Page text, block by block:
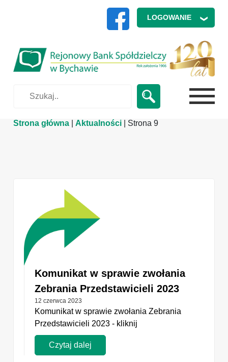
LOGOWANIE
Strona główna |Aktualności Strona 9
Komunikat w sprawie zwołania
Zebrania Przedstawicieli 2023
12 czerwca 2023
Komunikat w sprawie zwołania Zebrania
Przedstawicieli 2023 - kliknij
Czytaj dalej